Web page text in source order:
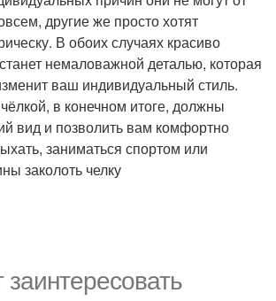
другие же просто хотят
В обоих случаях красиво
немаловажной деталью, которая
ваш индивидуальный стиль.
в конечном итоге, должны
вид и позволить вам комфортно
заниматься спортом или
заколоть челку